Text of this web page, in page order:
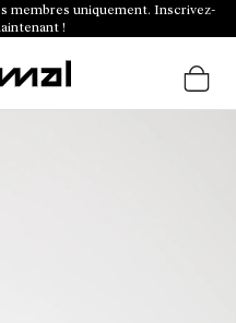
membres uniquement. Inscrivez-
!